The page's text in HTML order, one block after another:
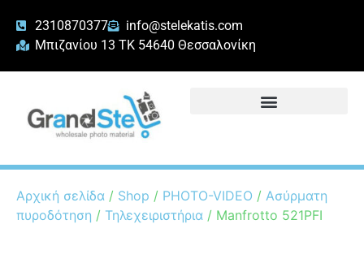
2310870377
info@stelekatis.com
Μπιζανίου 13 ΤΚ 54640 Θεσσαλονίκη
Αρχική σελίδα / Shop / PHOTO-VIDEO / Ασύρματη
πυροδότηση / Τηλεχειριστήρια / Manfrotto 521PFI